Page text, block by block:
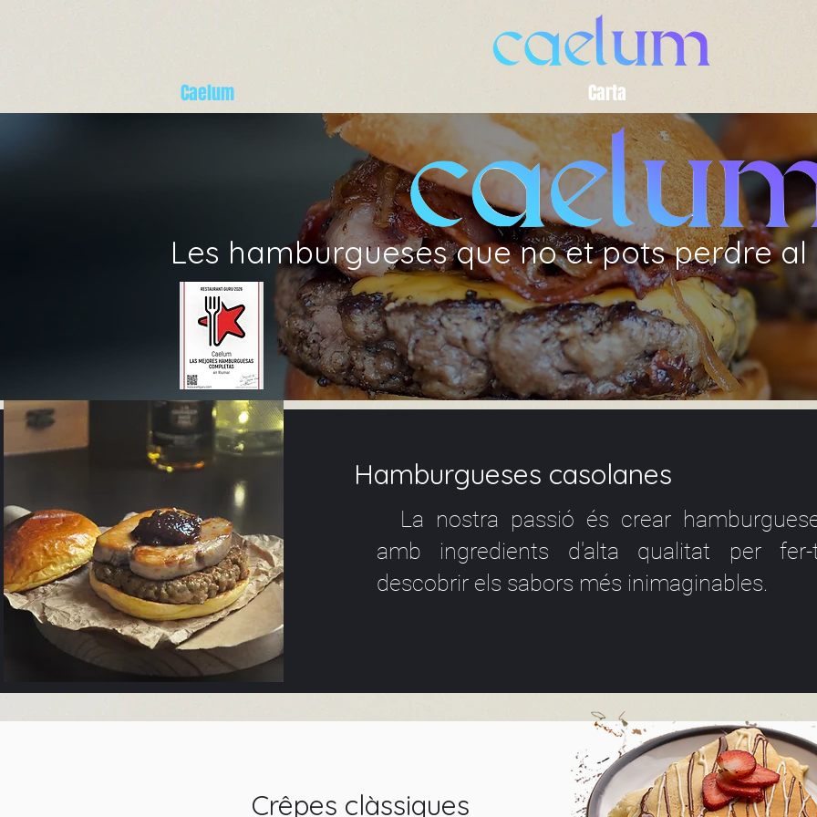
Caelum Carta
Les hamburgueses que no et pots perdre
Hamburgueses casolanes
La nostra passió és crear
amb ingredients d'alta qualitat per fer-
descobrir els sabors més inimaginables.
Crêpes clàssiques